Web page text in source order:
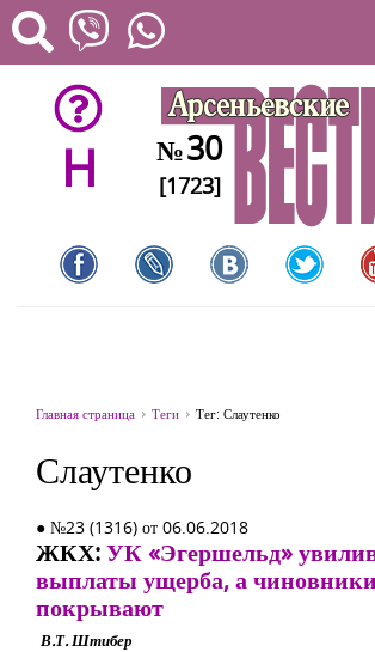
H №30
[1723]
Главная страница Теги Тег: Слаутенко
Слаутенко
● №23 (1316) от 06.06.2018
ЖКХ:УК «Эгершельд»
выплаты ущерба, а чиновники
покрывают
В.Т. Штибер